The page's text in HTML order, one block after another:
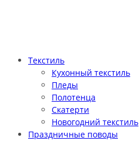
Текстиль
Кухонный текстиль
Пледы
Полотенца
Скатерти
Новогодний текстиль
Праздничные поводы